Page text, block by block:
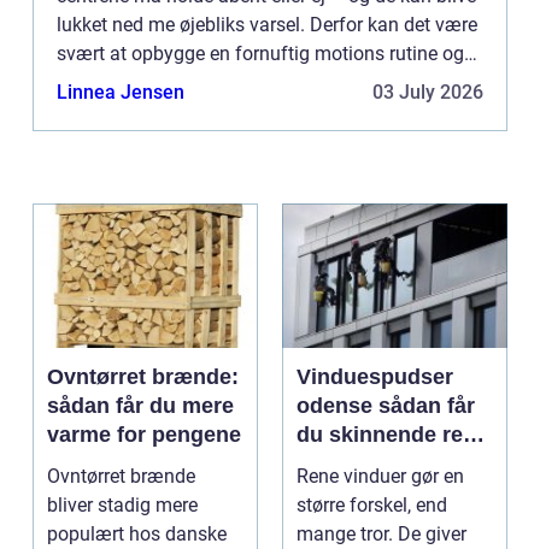
lukket ned me øjebliks varsel. Derfor kan det være
svært at opbygge en fornuftig motions rutine og
opn&...
Linnea Jensen 03 July 2026
Ovntørret brænde:
sådan får du mere
varme for pengene
Ovntørret brænde
bliver stadig mere
populært hos danske
Vinduespudser
odense sådan får
du skinnende rene
ruder året rundt
Rene vinduer gør en
større forskel, end
mange tror. De giver